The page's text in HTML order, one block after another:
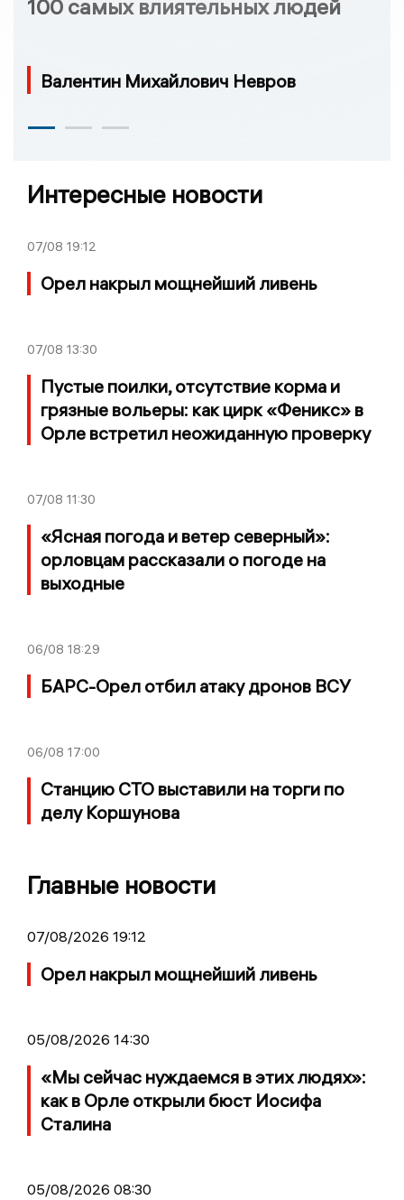
100 самых влиятельных людей
Валентин Михайлович Невров
Интересные новости
07/08 19:12
Орел накрыл мощнейший ливень
07/08 13:30
Пустые поилки, отсутствие корма и
грязные вольеры: как цирк «Феникс» в
Орле встретил неожиданную проверку
07/08 11:30
«Ясная погода и ветер северный»:
орловцам рассказали о погоде на
выходные
06/08 18:29
БАРС-Орел отбил атаку дронов ВСУ
06/08 17:00
Станцию СТО выставили на торги по
делу Коршунова
Главные новости
07/08/2026 19:12
Орел накрыл мощнейший ливень
05/08/2026 14:30
«Мы сейчас нуждаемся в этих людях»:
как в Орле открыли бюст Иосифа
Сталина
05/08/2026 08:30